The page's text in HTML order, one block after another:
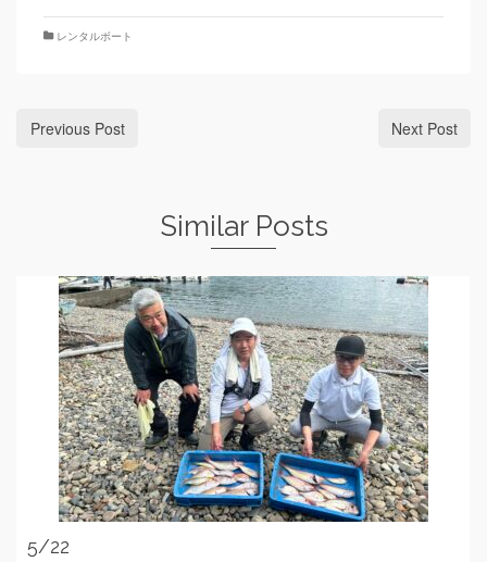
レンタルボート
Previous Post Next Post
Similar Posts
5/22